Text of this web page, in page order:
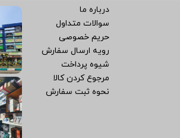
درباره ما
سوالات متداول
حریم خصوصی
رویه ارسال سفارش
شیوه پرداخت
مرجوع کردن کالا
نحوه ثبت سفارش